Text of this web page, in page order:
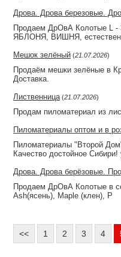
Дрова. Дрова березовые.
Продаем ДрОвА Колотые L
ЯБЛОНЯ, ВИШНЯ,
Мешок зелёный (21.07.2026)
Продаём мешки зелёные в
Доставка.
Лиственница (21.07.2026)
Продам пиломатериал из
Пиломатериалы оптом и в
Пиломатериалы "Второй
Качество достойное
Дрова. Дрова берёзовые.
Продаем ДрОвА Колотые в
Ash(ясень), Maple (клен), P
<< 1 2 3 4